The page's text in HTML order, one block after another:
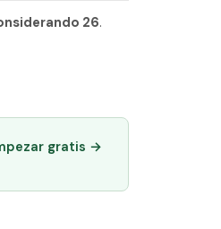
26.
gratis →